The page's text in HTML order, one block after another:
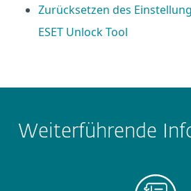
Zurücksetzen des
ESET Unlock Tool
Weiterführende